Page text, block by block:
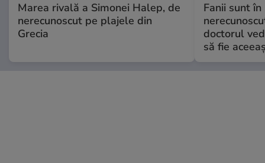
Marea rivală a Simonei Halep, de
nerecunoscut pe plajele din
Grecia
Fanii sunt în
doctorul
să fie